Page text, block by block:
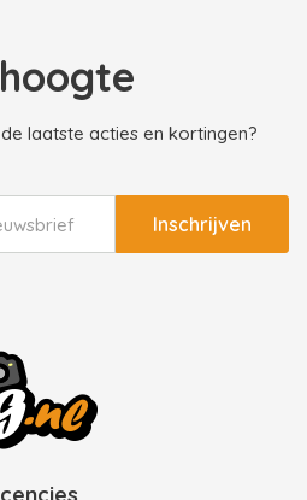
laatste acties en kortingen?
Inschrijven